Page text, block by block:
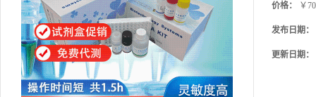
价格： ￥
发布日期：
更新日期：